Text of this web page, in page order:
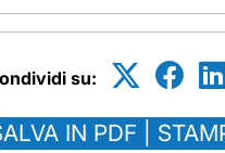
su:
IN PDF |